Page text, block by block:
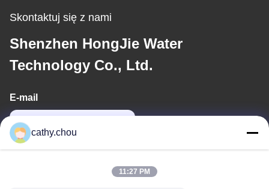
Skontaktuj się z nami
Shenzhen HongJie Water
Technology Co., Ltd.
E-mail
cathy.chou
11:27 PM